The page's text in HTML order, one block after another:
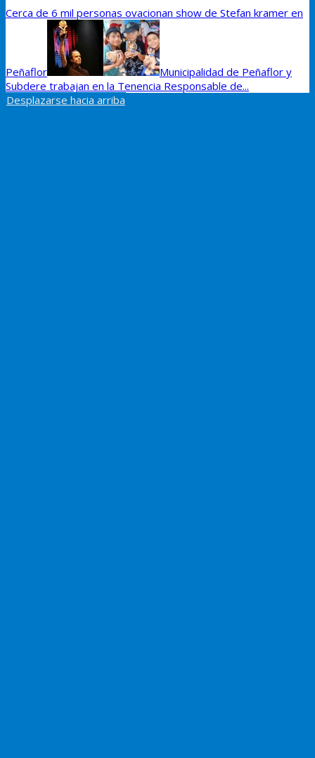
Cerca de 6 mil personas ovacionan show de Stefan kramer en
Peñaflor
Municipalidad de Peñaflor y
Subdere trabajan en la Tenencia Responsable de...
Desplazarse hacia arriba